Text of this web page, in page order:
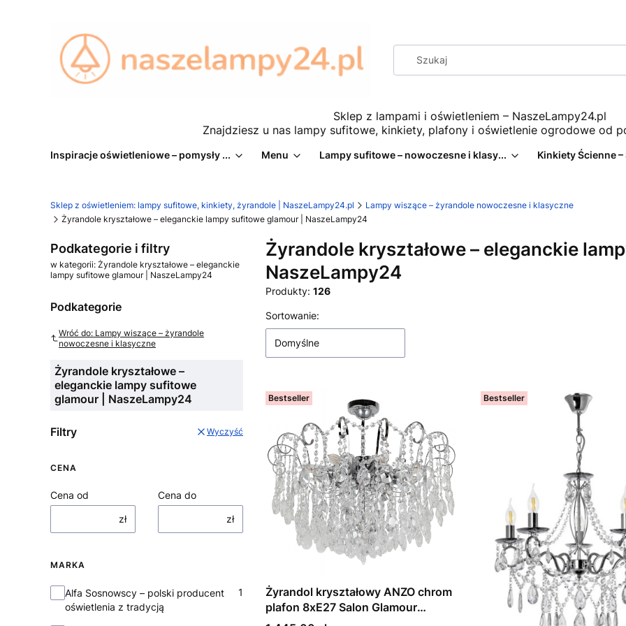
Sklep z lampami i oświetleniem – NaszeLampy24.pl
Znajdziesz u nas lampy sufitowe, kinkiety, plafony i oświetlenie ogrodowe od
Inspiracje oświetleniowe – pomysły ... Menu Lampy sufitowe – nowoczesne i klasy... Kinkiety Ścienne
Sklep z oświetleniem: lampy sufitowe, kinkiety, żyrandole | NaszeLampy24.pl
Lampy wiszące – żyrandole nowoczesne i klasyczne
Żyrandole kryształowe – eleganckie lampy sufitowe glamour | NaszeLampy24
Podkategorie i filtry
w kategorii: Żyrandole kryształowe – eleganckie
lampy sufitowe glamour | NaszeLampy24
Podkategorie
Wróć do: Lampy wiszące – żyrandole
nowoczesne i klasyczne
Żyrandole kryształowe –
eleganckie lampy sufitowe
glamour | NaszeLampy24
Filtry Wyczyść
CENA
Cena od
zł
Cena do
zł
MARKA
MarkaAlfa Sosnowscy – polski producent
oświetlenia z tradycją
1
Żyrandole kryształowe – eleganckie
NaszeLampy24
Produkty: 126
Lista produktów
Sortowanie:
Domyślne
Bestseller
Żyrandol kryształowy ANZO chrom
plafon 8xE27 Salon Glamour
Fi68cm W-E1427/8
Bestseller